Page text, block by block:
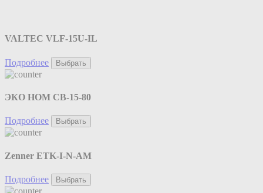
VALTEC VLF-15U-IL
Подробнее Выбрать
ЭКО НОМ СВ-15-80
Подробнее Выбрать
Zenner ETK-I-N-AM
Подробнее Выбрать